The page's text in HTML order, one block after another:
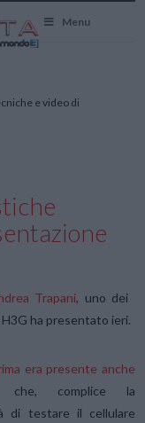
Menu
e video di
Trapani, uno dei
ha presentato ieri.
era presente anche
che, complice la
di testare il cellulare